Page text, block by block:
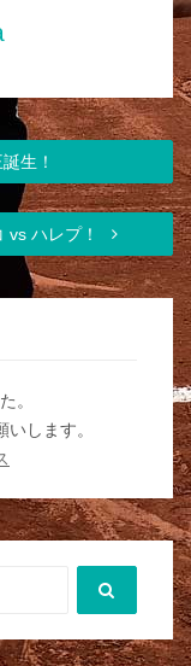
生！
vs ハレプ！
。
します。